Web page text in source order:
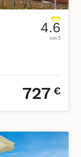
4.6
von 5
727 €